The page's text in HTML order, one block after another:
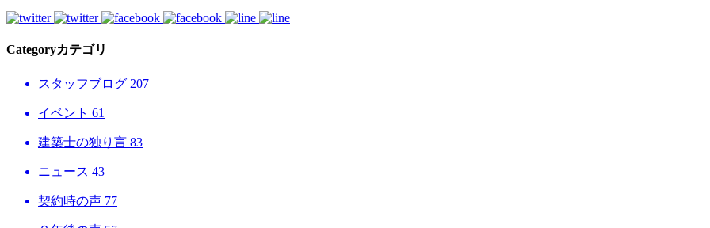
Categoryカテゴリ
スタッフブログ 207
イベント 61
建築士の独り言 83
ニュース 43
契約時の声 77